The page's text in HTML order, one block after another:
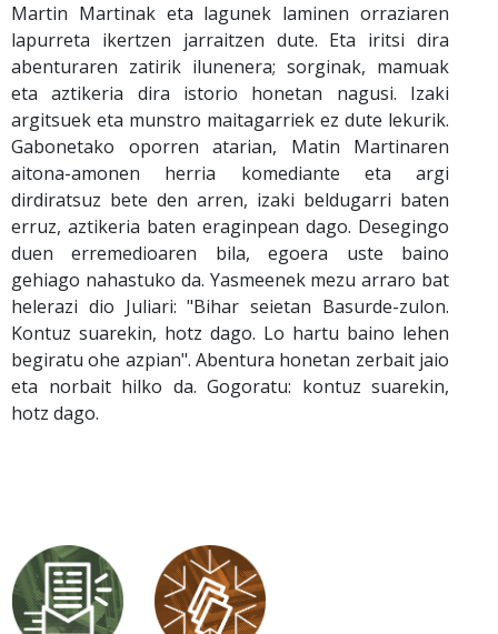
Martin Martinak eta lagunek laminen orraziaren
lapurreta ikertzen jarraitzen dute. Eta iritsi dira
abenturaren zatirik ilunenera; sorginak, mamuak
eta aztikeria dira istorio honetan nagusi. Izaki
argitsuek eta munstro maitagarriek ez dute lekurik.
Gabonetako oporren atarian, Matin Martinaren
aitona-amonen herria komediante eta argi
dirdiratsuz bete den arren, izaki beldugarri baten
erruz, aztikeria baten eraginpean dago. Desegingo
duen erremedioaren bila, egoera uste baino
gehiago nahastuko da. Yasmeenek mezu arraro bat
helerazi dio Juliari: "Bihar seietan Basurde-zulon.
Kontuz suarekin, hotz dago. Lo hartu baino lehen
begiratu ohe azpian". Abentura honetan zerbait jaio
eta norbait hilko da. Gogoratu: kontuz suarekin,
hotz dago.